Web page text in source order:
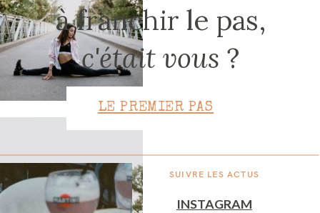
SUIVRE LES ACTUS
à franchir le pas,
c'était vous ?
INSTAGRAM
LE PREMIER PAS